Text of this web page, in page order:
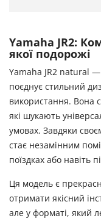
Yamaha JR2:
якої подорожі
Yamaha JR2 natural —
поєднує стильний
використання. Вона
які шукають
умовах. Завдяки
стає незамінним
поїздках або навіть
Ця модель є
отримати якісний
але у форматі, який